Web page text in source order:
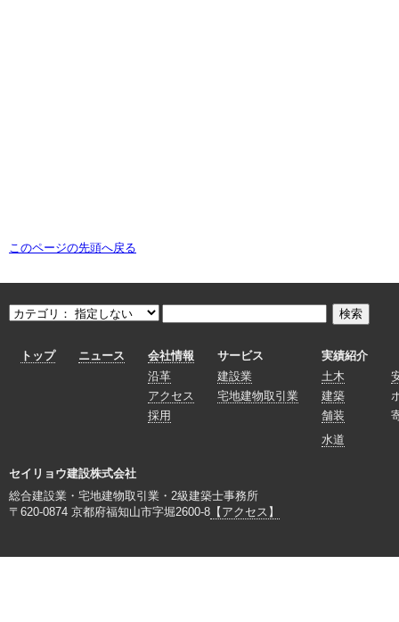
このページの先頭へ戻る
トップ ニュース 会社情報 サービス
実績紹介
沿革
建設業 土木
アクセス
宅地建物取引業 建築
採用
舗装
水道
セイリョウ建設株式会社
総合建設業・宅地建物取引業・2級建築士事務所
〒620-0874 京都府福知山市字堀2600-8 【アクセス】